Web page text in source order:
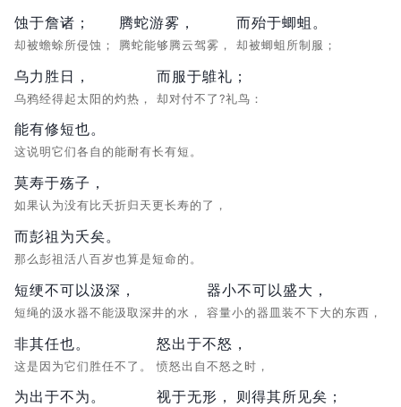
蚀于詹诸；
却被蟾蜍所侵蚀；
腾蛇游雾，
腾蛇能够腾云驾雾，
而殆于蝍蛆。
却被蝍蛆所制服；
乌力胜日，
乌鸦经得起太阳的灼热，
而服于鵻礼；
却对付不了?礼鸟：
能有修短也。
这说明它们各自的能耐有长有短。
莫寿于殇子，
如果认为没有比夭折归天更长寿的了，
而彭祖为夭矣。
那么彭祖活八百岁也算是短命的。
短绠不可以汲深，
短绳的汲水器不能汲取深井的水，
器小不可以盛大，
容量小的器皿装不下大的东西，
非其任也。
这是因为它们胜任不了。
怒出于不怒，
愤怒出自不怒之时，
为出于不为。 视于无形， 则得其所见矣；